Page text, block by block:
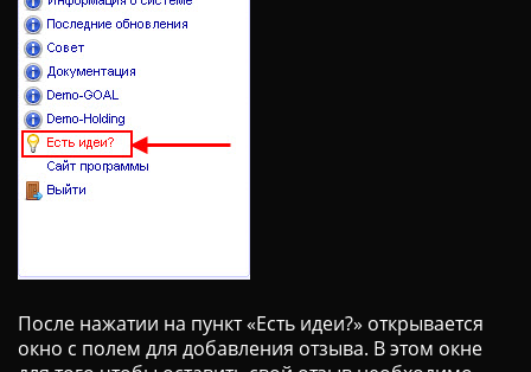
После нажатии на пункт «Есть идеи?» открывается
окно с полем для добавления отзыва. В этом окне